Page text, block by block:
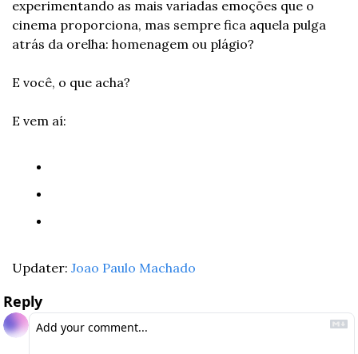
experimentando as mais variadas emoções que o
cinema proporciona, mas sempre fica aquela pulga
atrás da orelha: homenagem ou plágio?
E você, o que acha?
E vem aí:
Updater: Joao Paulo Machado
Reply